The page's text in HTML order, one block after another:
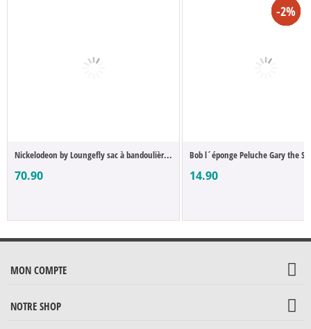
Nickelodeon by Loungefly sac à bandoulièr...
70.90
Bob l´éponge Peluche Gary the
14.90
-24%
-14%
-25%
-25%
-25%
-25%
-25%
-3%
-2%
MON COMPTE
NOTRE SHOP